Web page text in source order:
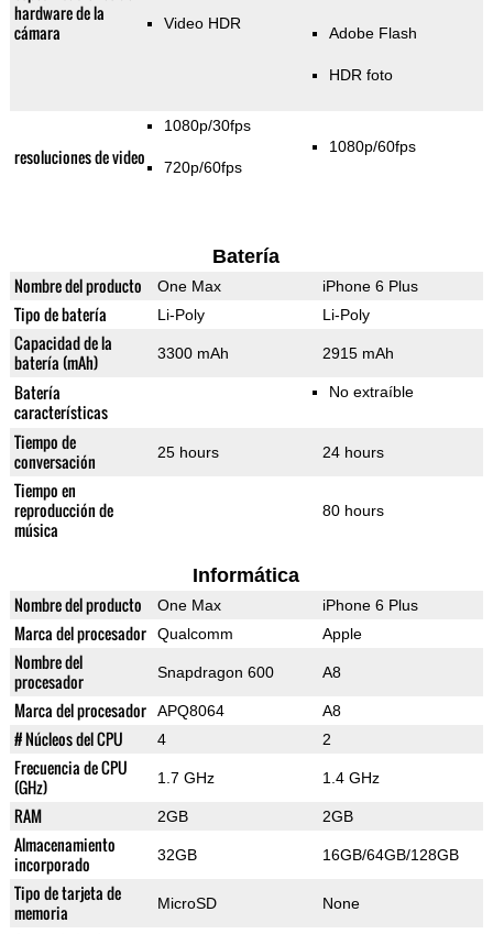
hardware de la
cámara
Video HDR
Adobe Flash
HDR foto
resoluciones de video
1080p/30fps
720p/60fps
1080p/60fps
Batería
Nombre del producto One Max iPhone 6 Plus
Tipo de batería Li-Poly Li-Poly
Capacidad de la
batería (mAh)
3300 mAh 2915 mAh
Batería
características
No extraíble
Tiempo de
conversación
25 hours 24 hours
Tiempo en
reproducción de
música
80 hours
Informática
Nombre del producto One Max iPhone 6 Plus
Marca del procesador Qualcomm Apple
Nombre del
procesador
Snapdragon 600 A8
Marca del procesador APQ8064 A8
# Núcleos del CPU 4 2
Frecuencia de CPU
(GHz)
1.7 GHz 1.4 GHz
RAM 2GB 2GB
Almacenamiento
incorporado
32GB 16GB/64GB/128GB
Tipo de tarjeta de
memoria
MicroSD None